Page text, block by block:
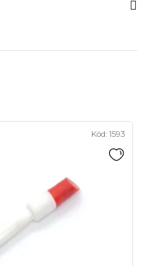
Kód: 1593